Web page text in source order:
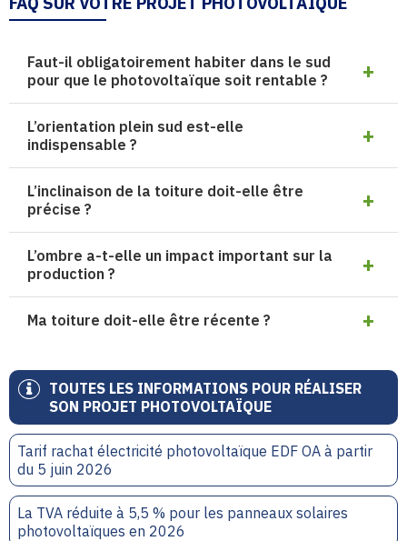
TOUTES LES INFORMATIONS POUR RÉALISER
SON PROJET PHOTOVOLTAÏQUE
Tarif rachat électricité photovoltaïque EDF OA à partir
du 5 juin 2026
La TVA réduite à 5,5 % pour les panneaux solaires
photovoltaïques en 2026
Faut-il obligatoirement habiter dans le sud
pour que le photovoltaïque soit rentable ?
L’orientation plein sud est-elle
indispensable ?
L’inclinaison de la toiture doit-elle être
précise ?
L’ombre a-t-elle un impact important sur la
production ?
Ma toiture doit-elle être récente ?